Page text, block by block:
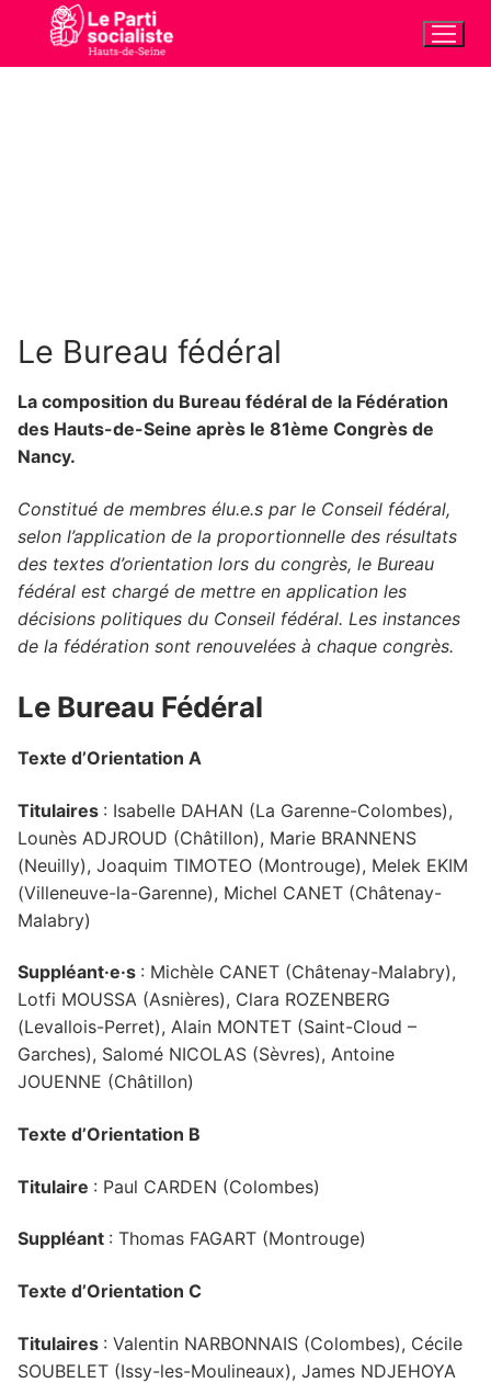
contenu
Le Bureau fédéral
La composition du Bureau fédéral de la Fédération
des Hauts-de-Seine après le 81ème Congrès de
Nancy.
Constitué de membres élu.e.s par le Conseil fédéral,
selon l’application de la proportionnelle des résultats
des textes d’orientation lors du congrès, le Bureau
fédéral est chargé de mettre en application les
décisions politiques du Conseil fédéral. Les instances
de la fédération sont renouvelées à chaque congrès.
Le Bureau Fédéral
Texte d’Orientation A
Titulaires : Isabelle DAHAN (La Garenne-Colombes),
Lounès ADJROUD (Châtillon), Marie BRANNENS
(Neuilly), Joaquim TIMOTEO (Montrouge), Melek EKIM
(Villeneuve-la-Garenne), Michel CANET (Châtenay-
Malabry)
Suppléant·e·s : Michèle CANET (Châtenay-Malabry),
Lotfi MOUSSA (Asnières), Clara ROZENBERG
(Levallois-Perret), Alain MONTET (Saint-Cloud –
Garches), Salomé NICOLAS (Sèvres), Antoine
JOUENNE (Châtillon)
Texte d’Orientation B
Titulaire : Paul CARDEN (Colombes)
Suppléant : Thomas FAGART (Montrouge)
Texte d’Orientation C
Titulaires : Valentin NARBONNAIS (Colombes), Cécile
SOUBELET (Issy-les-Moulineaux), James NDJEHOYA